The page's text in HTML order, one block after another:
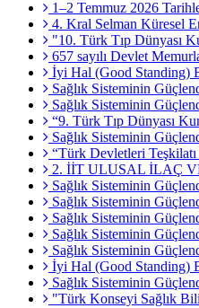
1–2 Temmuz 2026
4. Kral Selman Küresel
"10. Türk Tıp Dünyası
657 sayılı Devlet
İyi Hal (Good Standing)
Sağlık Sisteminin
Sağlık Sisteminin
“9. Türk Tıp Dünyası
Sağlık Sisteminin
“Türk Devletleri
2. İİT ULUSAL İLAÇ
Sağlık Sisteminin
Sağlık Sisteminin
Sağlık Sisteminin
Sağlık Sisteminin
Sağlık Sisteminin
İyi Hal (Good Standing)
Sağlık Sisteminin
"Türk Konseyi Sağlık